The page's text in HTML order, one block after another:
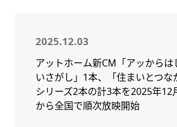
2025.12.03
アットホーム新CM「アッからは
いさがし」1本、「住まいとつな
シリーズ2本の計3本を2025年12
から全国で順次放映開始